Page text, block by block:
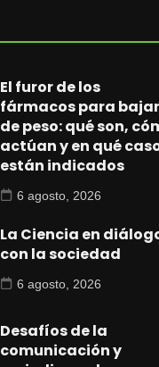
El furor de los
fármacos para bajar
de peso: qué son,
actúan y en qué
están indicados
6 agosto, 2026
La Ciencia en
con la sociedad
6 agosto, 2026
Desafíos de la
comunicación y